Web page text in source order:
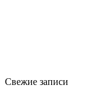
Свежие записи